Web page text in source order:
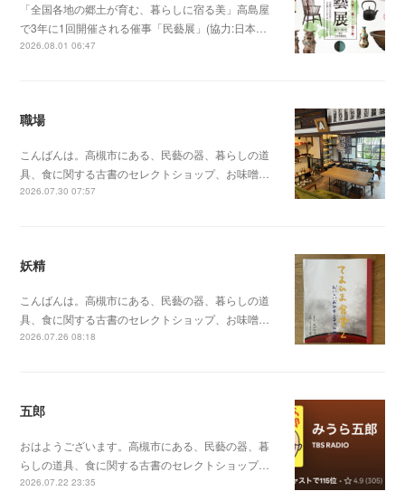
「全国各地の郷土が育む、暮らしに宿る美」高島屋
で3年に1回開催される催事「民藝展」(協力:日本…
2026.08.01 06:47
職場
こんばんは。高槻市にある、民藝の器、暮らしの道
具、食に関する古書のセレクトショップ、お味噌…
2026.07.30 07:57
妖精
こんばんは。高槻市にある、民藝の器、暮らしの道
具、食に関する古書のセレクトショップ、お味噌…
2026.07.26 08:18
五郎
おはようございます。高槻市にある、民藝の器、暮
らしの道具、食に関する古書のセレクトショップ…
2026.07.22 23:35